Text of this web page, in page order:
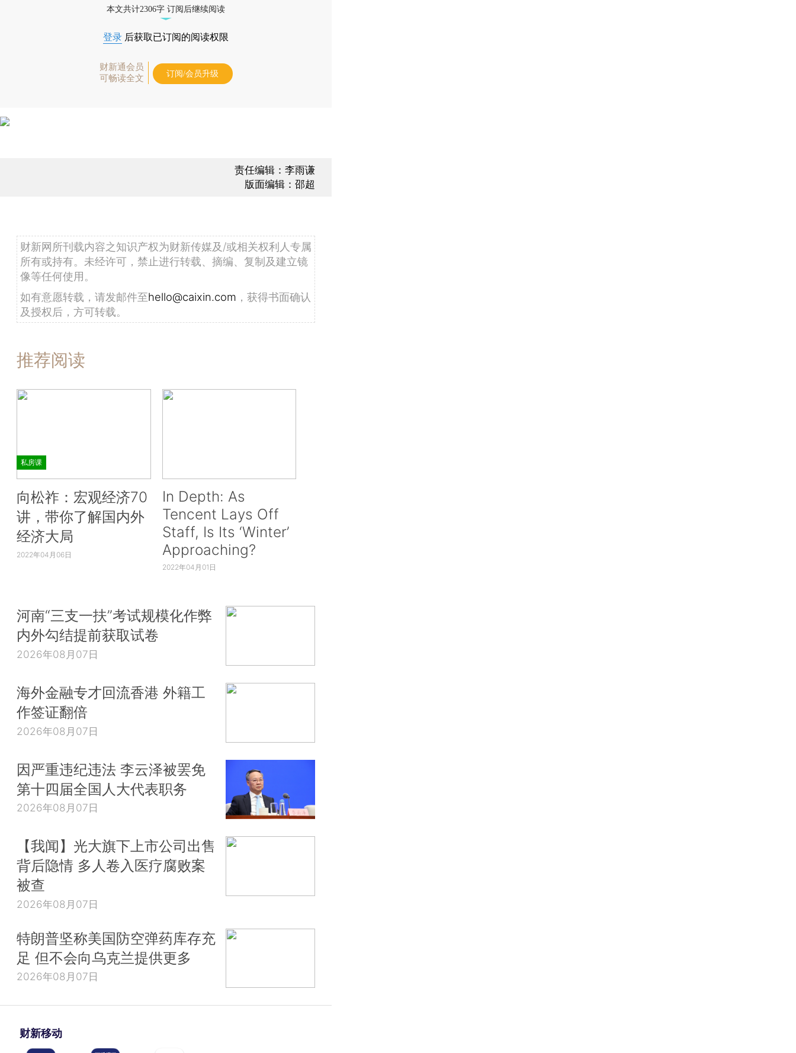
本文共计2306字 订阅后继续阅读
登录 后获取已订阅的阅读权限
财新通会员
可畅读全文
订阅/会员升级
责任编辑：李雨谦
版面编辑：邵超
财新网所刊载内容之知识产权为财新传媒及/或相关权利人专属
所有或持有。未经许可，禁止进行转载、摘编、复制及建立镜
像等任何使用。
如有意愿转载，请发邮件至hello@caixin.com ，获得书面确认
及授权后，方可转载。
推荐阅读
私房课
向松祚：宏观经济70
讲，带你了解国内外
经济大局
2022年04月06日
In Depth: As
Tencent Lays Off
Staff, Is Its ‘Winter’
Approaching?
2022年04月01日
河南“三支一扶”考试规模化作弊
内外勾结提前获取试卷
2026年08月07日
海外金融专才回流香港 外籍工
作签证翻倍
2026年08月07日
因严重违纪违法 李云泽被罢免
第十四届全国人大代表职务
2026年08月07日
【我闻】光大旗下上市公司出售
背后隐情 多人卷入医疗腐败案
被查
2026年08月07日
特朗普坚称美国防空弹药库存充
足 但不会向乌克兰提供更多
2026年08月07日
财新移动